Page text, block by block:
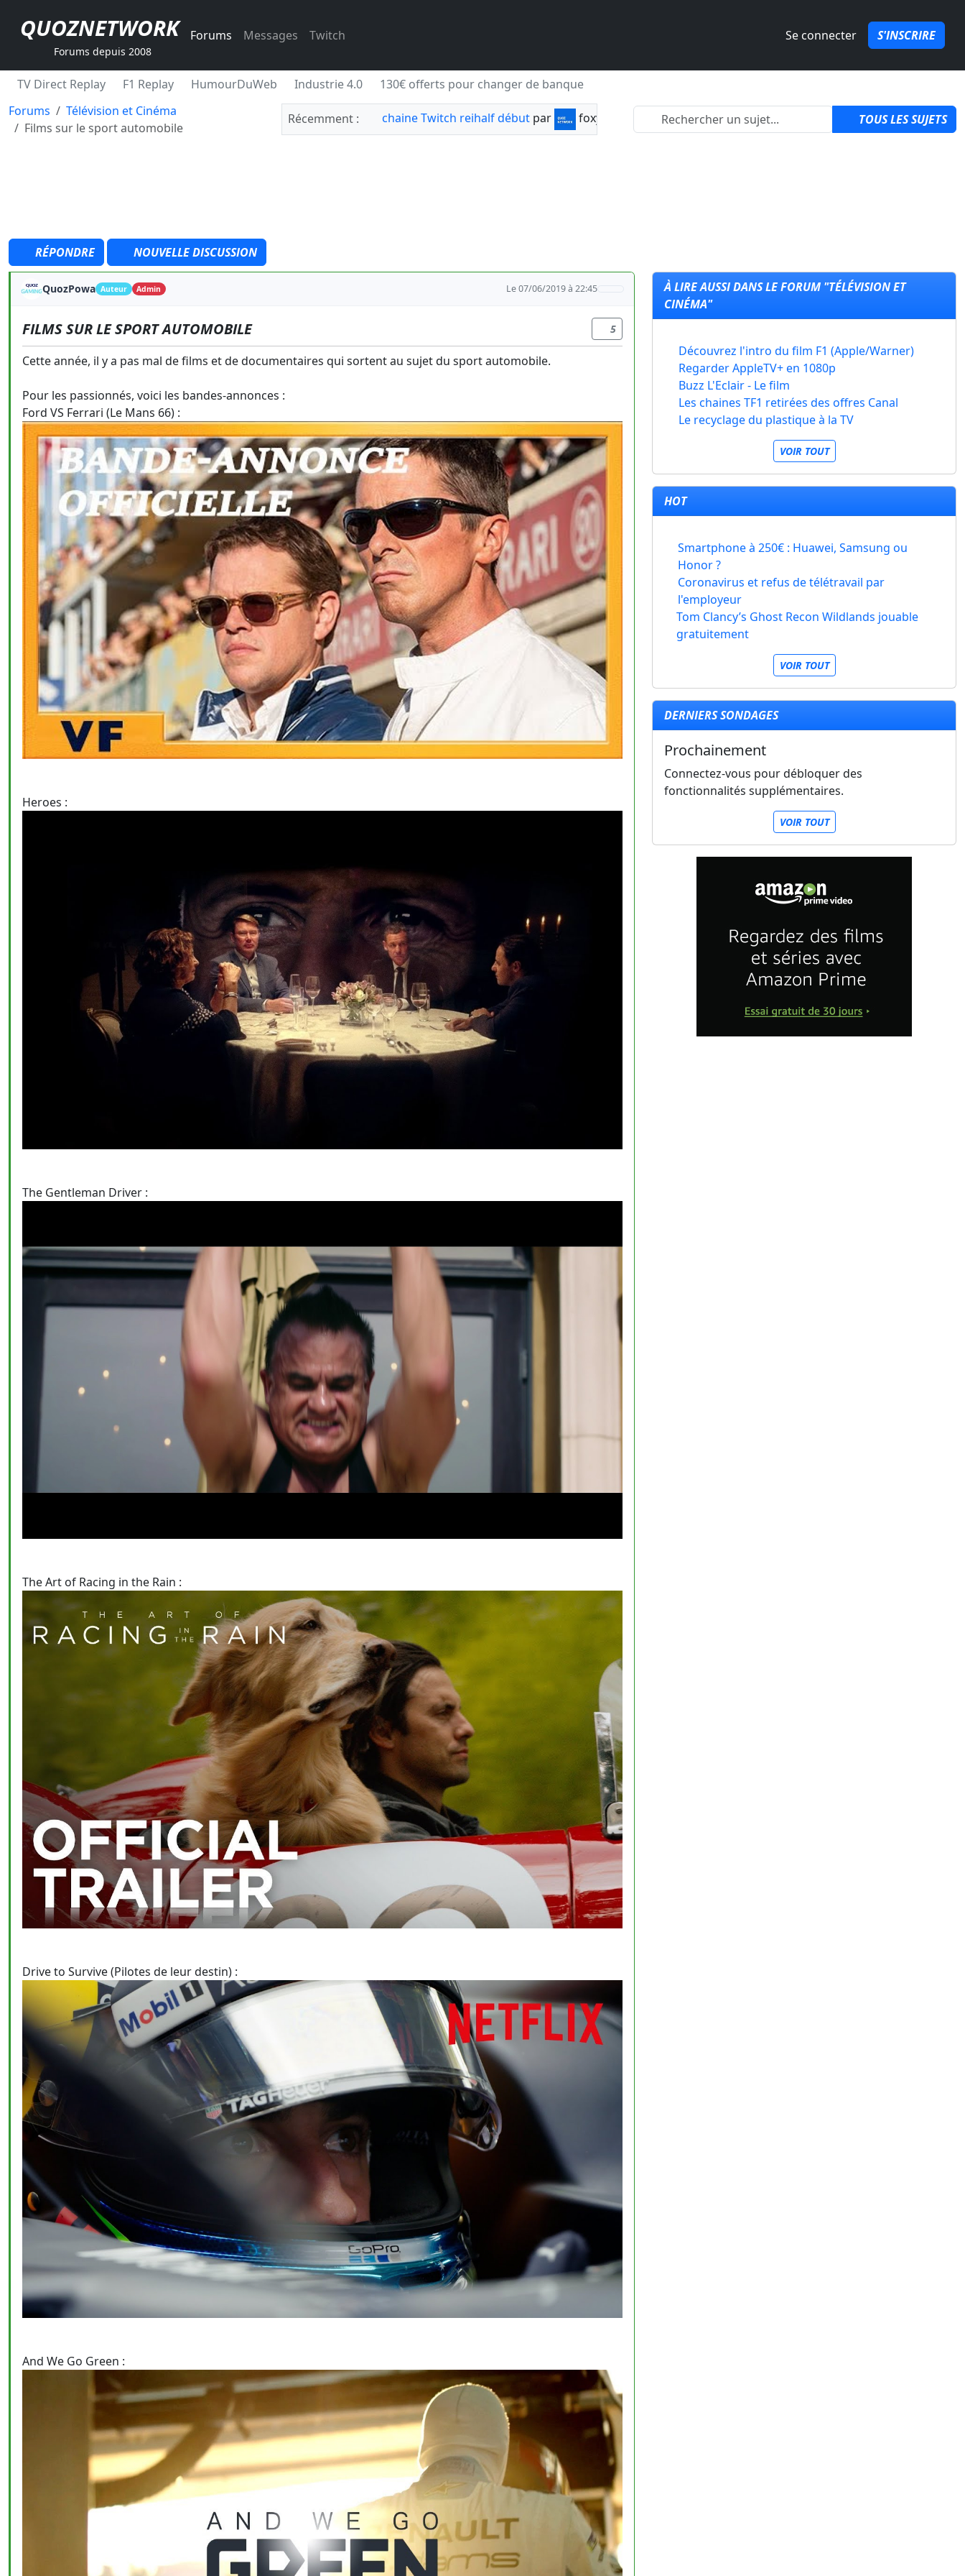
QUOZNETWORK
Forums depuis 2008
Forums Messages Twitch Se connecter S'INSCRIRE
TV Direct Replay F1 Replay HumourDuWeb Industrie 4.0
130€ offerts pour changer de banque
Forums
Télévision et Cinéma
Films sur le sport automobile
Récemment : chaine Twitch reihalf début par foxylabnyy 2 TOUS LES SUJETS
RÉPONDRE NOUVELLE DISCUSSION
QuozPowa Auteur Admin Le 07/06/2019 à 22:45
FILMS SUR LE SPORT AUTOMOBILE 5
Cette année, il y a pas mal de films et de documentaires qui sortent au sujet du sport automobile.
Pour les passionnés, voici les bandes-annonces :
Ford VS Ferrari (Le Mans 66) :
Heroes :
The Gentleman Driver :
The Art of Racing in the Rain :
Drive to Survive (Pilotes de leur destin) :
And We Go Green :
À LIRE AUSSI DANS LE FORUM "TÉLÉVISION ET
CINÉMA"
Découvrez l'intro du film F1 (Apple/Warner)
Regarder AppleTV+ en 1080p
Buzz L'Eclair - Le film
Les chaines TF1 retirées des offres Canal
Le recyclage du plastique à la TV
VOIR TOUT
HOT
Smartphone à 250€ : Huawei, Samsung ou
Honor ?
Coronavirus et refus de télétravail par
l'employeur
Tom Clancy’s Ghost Recon Wildlands jouable
gratuitement
VOIR TOUT
DERNIERS SONDAGES
Prochainement
Connectez-vous pour débloquer des
fonctionnalités supplémentaires.
VOIR TOUT